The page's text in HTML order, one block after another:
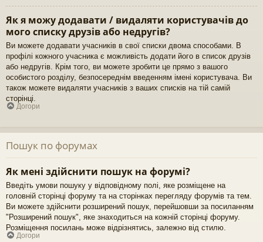
Як я можу додавати / видаляти користувачів до
мого списку друзів або недругів?
Ви можете додавати учасників в свої списки двома способами. В
профілі кожного учасника є можливість додати його в список друзів
або недругів. Крім того, ви можете зробити це прямо з вашого
особистого розділу, безпосереднім введенням імені користувача. Ви
також можете видаляти учасників з ваших списків на тій самій
сторінці.
Догори
Пошук по форумах
Як мені здійснити пошук на форумі?
Введіть умови пошуку у відповідному полі, яке розміщене на
головній сторінці форуму та на сторінках перегляду форумів та тем.
Ви можете здійснити розширений пошук, перейшовши за посиланням
"Розширений пошук", яке знаходиться на кожній сторінці форуму.
Розміщення посилань може відрізнятись, залежно від стилю.
Догори